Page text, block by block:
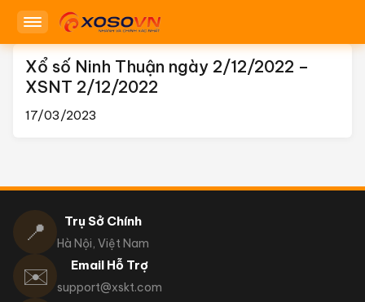
Xổ số Ninh Thuận ngày 2/12/2022 –
XSNT 2/12/2022
17/03/2023
📍 Trụ Sở Chính
Hà Nội, Việt Nam
✉️ Email Hỗ Trợ
support@xskt.com